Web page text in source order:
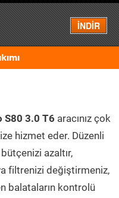
İNDİR
Menü
S80 3.0 T6 aracınız çok
hizmet eder. Düzenli
azaltır,
filtrenizi değiştirmeniz,
balataların kontrolü